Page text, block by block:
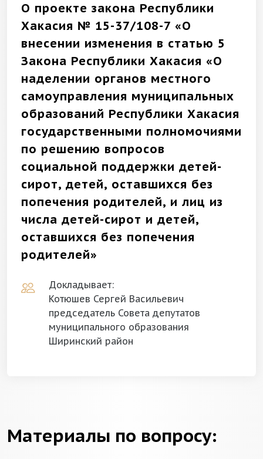
О проекте закона Республики
Хакасия № 15-37/108-7 «О
внесении изменения в статью 5
Закона Республики Хакасия «О
наделении органов местного
самоуправления муниципальных
образований Республики Хакасия
государственными полномочиями
по решению вопросов
социальной поддержки детей-
сирот, детей, оставшихся без
попечения родителей, и лиц из
числа детей-сирот и детей,
оставшихся без попечения
родителей»
Докладывает:
Котюшев Сергей Васильевич
председатель Совета депутатов
муниципального образования
Ширинский район
Материалы по вопросу: